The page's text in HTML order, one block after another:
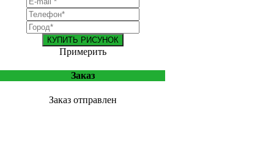
КУПИТЬ РИСУНОК
Примерить
Заказ
Заказ отправлен